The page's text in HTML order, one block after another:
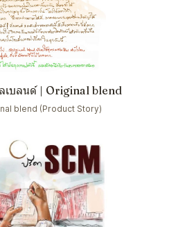
เบลนด์ | Original blend
blend (Product Story)